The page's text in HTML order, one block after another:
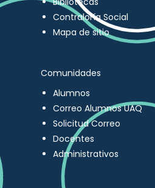
Contraloría Social
Mapa de sitio
Comunidades
Alumnos
Correo Alumnos UAQ
Solicitud Correo
Docentes
Administrativos